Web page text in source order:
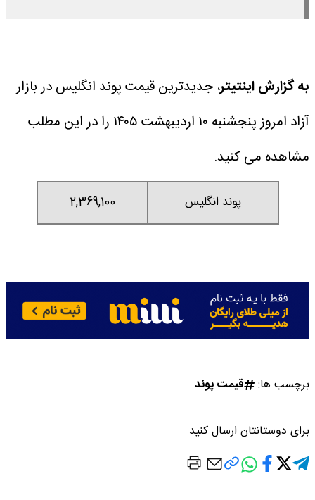
به گزارش اینتیتر، جدیدترین قیمت پوند انگلیس در بازار
آزاد امروز پنجشنبه ۱۰ اردیبهشت ۱۴۰۵ را در این مطلب
مشاهده می کنید.
پوند انگلیس 2,369,100
برچسب ها: قیمت پوند
برای دوستانتان ارسال کنید